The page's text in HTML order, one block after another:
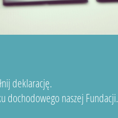
deklarację.
dochodowego naszej Fundacji.